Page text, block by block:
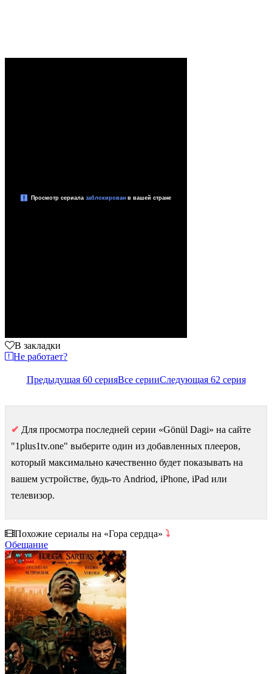
В закладки
Не работает?
Предыдущая 60 серияВсе серииСледующая 62 серия
✔ Для просмотра последней серии «Gönül Dagi» на сайте
"1plus1tv.one" выберите один из добавленных плееров,
который максимально качественно будет показывать на
вашем устройстве, будь-то Andriod, iPhone, iPad или
телевизор.
Похожие сериалы на «Гора сердца» ⤵
Обещание